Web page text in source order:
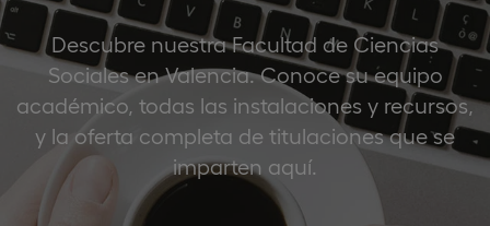
Descubre nuestra Facultad de Ciencias
Sociales en Valencia. Conoce su equipo
académico, todas las instalaciones y recursos,
y la oferta completa de titulaciones que se
imparten aquí.